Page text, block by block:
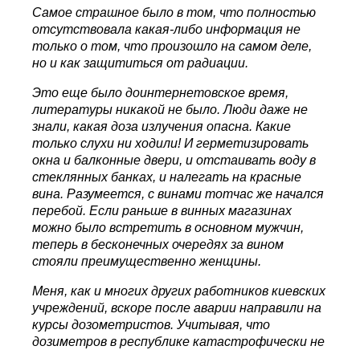
Самое страшное было в том, что полностью
отсутствовала какая-либо информация не
только о том, что произошло на самом деле,
но и как защититься от радиации.
Это еще было доинтернетовское время,
литературы никакой не было. Люди даже не
знали, какая доза излучения опасна. Какие
только слухи ни ходили! И герметизировать
окна и балконные двери, и отстаивать воду в
стеклянных банках, и налегать на красные
вина. Разумеется, с винами тотчас же начался
перебой. Если раньше в винных магазинах
можно было встретить в основном мужчин,
теперь в бесконечных очередях за вином
стояли преимущественно женщины.
Меня, как и многих других работников киевских
учреждений, вскоре после аварии направили на
курсы дозометристов. Учитывая, что
дозиметров в республике катастрофически не